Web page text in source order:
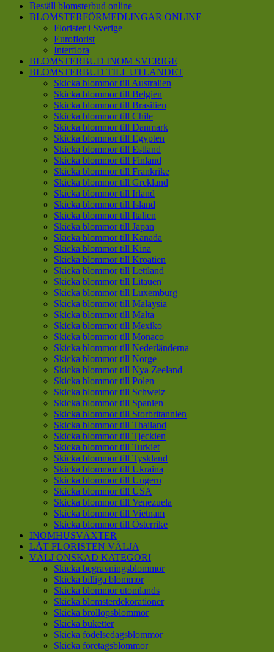
Beställ blomsterbud online
BLOMSTERFÖRMEDLINGAR ONLINE
Florister i Sverige
Euroflorist
Interflora
BLOMSTERBUD INOM SVERIGE
BLOMSTERBUD TILL UTLANDET
Skicka blommor till Australien
Skicka blommor till Belgien
Skicka blommor till Brasilien
Skicka blommor till Chile
Skicka blommor till Danmark
Skicka blommor till Egypten
Skicka blommor till Estland
Skicka blommor till Finland
Skicka blommor till Frankrike
Skicka blommor till Grekland
Skicka blommor till Irland
Skicka blommor till Island
Skicka blommor till Italien
Skicka blommor till Japan
Skicka blommor till Kanada
Skicka blommor till Kina
Skicka blommor till Kroatien
Skicka blommor till Lettland
Skicka blommor till Litauen
Skicka blommor till Luxemburg
Skicka blommor till Malaysia
Skicka blommor till Malta
Skicka blommor till Mexiko
Skicka blommor till Monaco
Skicka blommor till Nederländerna
Skicka blommor till Norge
Skicka blommor till Nya Zeeland
Skicka blommor till Polen
Skicka blommor till Schweiz
Skicka blommor till Spanien
Skicka blommor till Storbritannien
Skicka blommor till Thailand
Skicka blommor till Tjeckien
Skicka blommor till Turkiet
Skicka blommor till Tyskland
Skicka blommor till Ukraina
Skicka blommor till Ungern
Skicka blommor till USA
Skicka blommor till Venezuela
Skicka blommor till Vietnam
Skicka blommor till Österrike
INOMHUSVÄXTER
LÅT FLORISTEN VÄLJA
VÄLJ ÖNSKAD KATEGORI
Skicka begravningsblommor
Skicka billiga blommor
Skicka blommor utomlands
Skicka blomsterdekorationer
Skicka bröllopsblommor
Skicka buketter
Skicka födelsedagsblommor
Skicka företagsblommor